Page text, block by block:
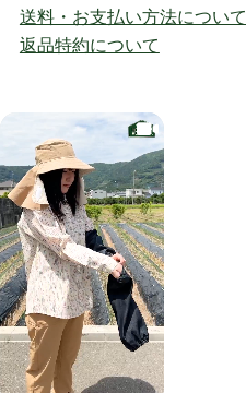
送料・お支払い方法について
返品特約について